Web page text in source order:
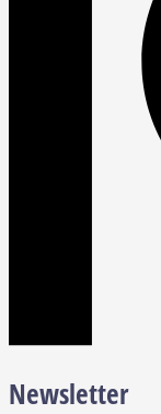
Newsletter